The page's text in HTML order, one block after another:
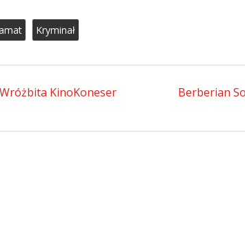
Kryminał
KinoKoneser
Berberian